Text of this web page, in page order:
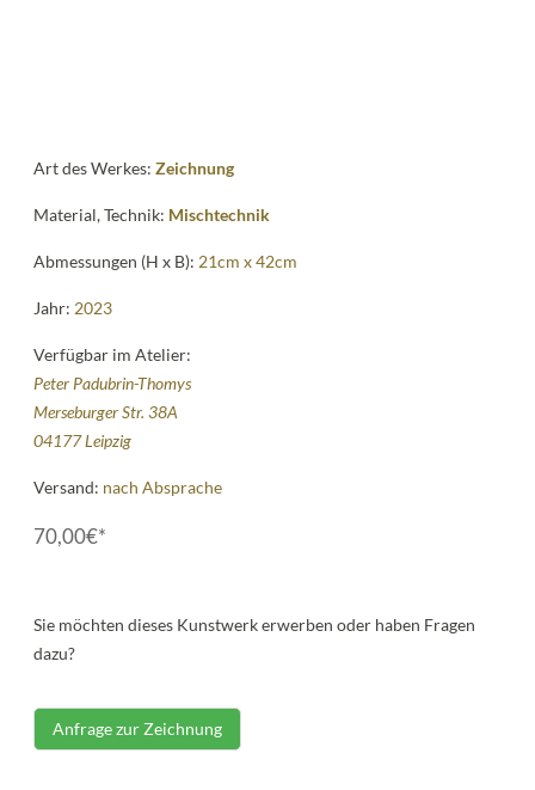
Art des Werkes:Zeichnung
Material, Technik: Mischtechnik
Abmessungen (H x B): 21cm x 42cm
Jahr: 2023
Verfügbar im Atelier:
Peter Padubrin-Thomys
Merseburger Str. 38A
04177 Leipzig
Versand: nach Absprache
70,00€*
Sie möchten dieses Kunstwerk erwerben oder haben Fragen
dazu?
Anfrage zur Zeichnung